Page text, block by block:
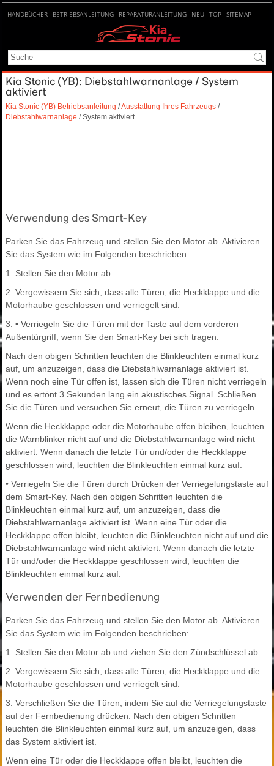
HANDBÜCHER BETRIEBSANLEITUNG REPARATURANLEITUNG NEU TOP SITEMAP
Kia Stonic (YB): Diebstahlwarnanlage / System
aktiviert
Kia Stonic (YB) Betriebsanleitung /Ausstattung Ihres Fahrzeugs /
Diebstahlwarnanlage / System aktiviert
Verwendung des Smart-Key
Parken Sie das Fahrzeug und stellen Sie den Motor ab. Aktivieren
Sie das System wie im Folgenden beschrieben:
1. Stellen Sie den Motor ab.
2. Vergewissern Sie sich, dass alle Türen, die Heckklappe und die
Motorhaube geschlossen und verriegelt sind.
3. • Verriegeln Sie die Türen mit der Taste auf dem vorderen
Außentürgriff, wenn Sie den Smart-Key bei sich tragen.
Nach den obigen Schritten leuchten die Blinkleuchten einmal kurz
auf, um anzuzeigen, dass die Diebstahlwarnanlage aktiviert ist.
Wenn noch eine Tür offen ist, lassen sich die Türen nicht verriegeln
und es ertönt 3 Sekunden lang ein akustisches Signal. Schließen
Sie die Türen und versuchen Sie erneut, die Türen zu verriegeln.
Wenn die Heckklappe oder die Motorhaube offen bleiben, leuchten
die Warnblinker nicht auf und die Diebstahlwarnanlage wird nicht
aktiviert. Wenn danach die letzte Tür und/oder die Heckklappe
geschlossen wird, leuchten die Blinkleuchten einmal kurz auf.
• Verriegeln Sie die Türen durch Drücken der Verriegelungstaste auf
dem Smart-Key. Nach den obigen Schritten leuchten die
Blinkleuchten einmal kurz auf, um anzuzeigen, dass die
Diebstahlwarnanlage aktiviert ist. Wenn eine Tür oder die
Heckklappe offen bleibt, leuchten die Blinkleuchten nicht auf und die
Diebstahlwarnanlage wird nicht aktiviert. Wenn danach die letzte
Tür und/oder die Heckklappe geschlossen wird, leuchten die
Blinkleuchten einmal kurz auf.
Verwenden der Fernbedienung
Parken Sie das Fahrzeug und stellen Sie den Motor ab. Aktivieren
Sie das System wie im Folgenden beschrieben:
1. Stellen Sie den Motor ab und ziehen Sie den Zündschlüssel ab.
2. Vergewissern Sie sich, dass alle Türen, die Heckklappe und die
Motorhaube geschlossen und verriegelt sind.
3. Verschließen Sie die Türen, indem Sie auf die Verriegelungstaste
auf der Fernbedienung drücken. Nach den obigen Schritten
leuchten die Blinkleuchten einmal kurz auf, um anzuzeigen, dass
das System aktiviert ist.
Wenn eine Tür oder die Heckklappe offen bleibt, leuchten die